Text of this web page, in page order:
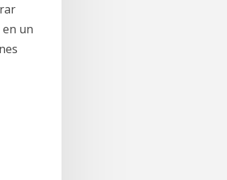
un